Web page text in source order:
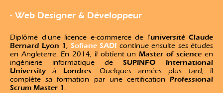
- Web Designer & Développeur
Diplômé d'une licence e-commerce de l'université Claude
Bernard Lyon 1, Sofiane SADI continue ensuite ses études
en Angleterre. En 2014, il obtient unMaster of science en
ingénierie informatique de SUPINFO International
University à Londres. Quelques années plus tard, il
complète sa formation par une certification Professional
Scrum Master 1.